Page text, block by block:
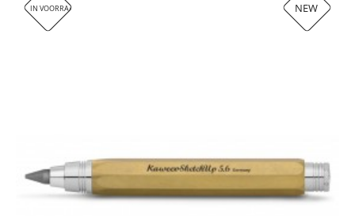
NEW
IN VOORRAAD